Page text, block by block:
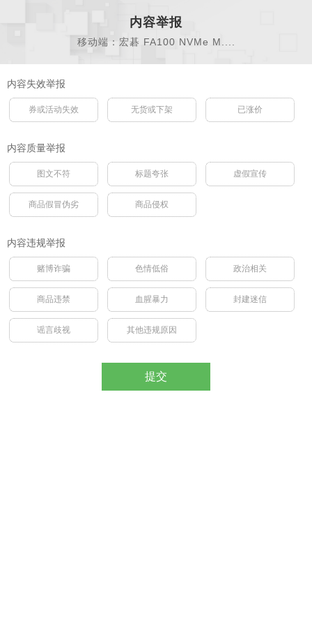
内容举报
移动端：宏碁 FA100 NVMe M....
内容失效举报
券或活动失效 无货或下架 已涨价
内容质量举报
图文不符 标题夸张 虚假宣传
商品假冒伪劣 商品侵权
内容违规举报
赌博诈骗 色情低俗 政治相关
商品违禁 血腥暴力 封建迷信
谣言歧视 其他违规原因
提交